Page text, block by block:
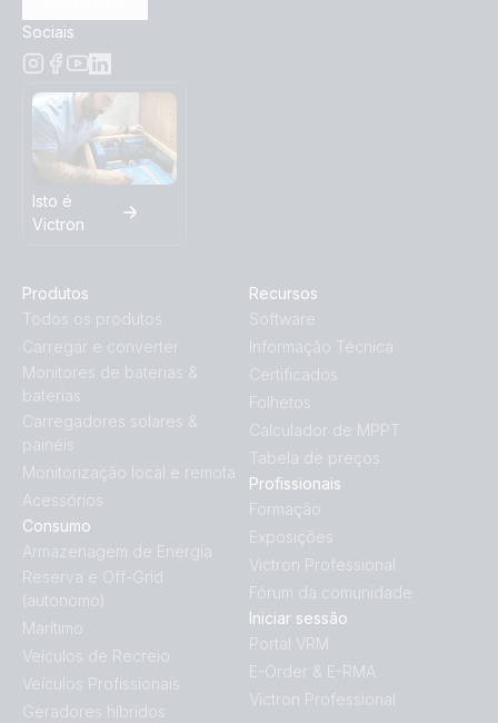
Sociais
Isto é
Victron
Produtos
Todos os produtos
Carregar e converter
Monitores de baterias &
baterias
Carregadores solares &
painéis
Monitorização local e remota
Acessórios
Consumo
Armazenagem de Energia
Reserva e Off-Grid
(autonomo)
Marítimo
Veículos de Recreio
Veículos Profissionais
Geradores híbridos
Recursos
Software
Informação Técnica
Certificados
Folhetos
Calculador de MPPT
Tabela de preços
Profissionais
Formação
Exposições
Victron Professional
Fórum da comunidade
Iniciar sessão
Portal VRM
E-Order & E-RMA
Victron Professional